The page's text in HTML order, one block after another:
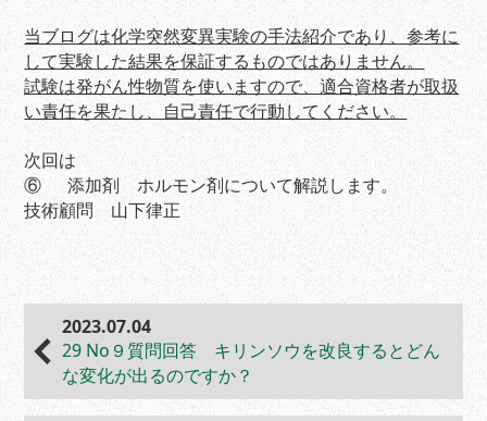
当ブログは化学突然変異実験の手法紹介であり、参考に
して実験した結果を保証するものではありません。
試験は発がん性物質を使いますので、適合資格者が取扱
い責任を果たし、自己責任で行動してください。
次回は
⑥ 添加剤 ホルモン剤について解説します。
技術顧問 山下律正
2023.07.04
29 No９質問回答 キリンソウを改良するとどん
な変化が出るのですか？